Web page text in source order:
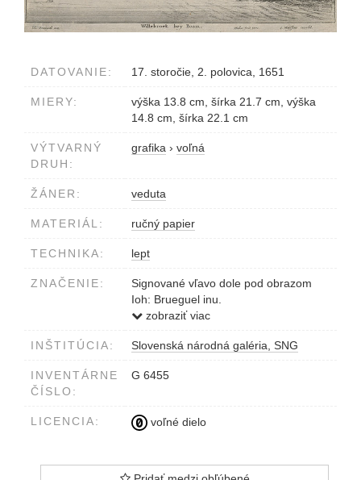
DATOVANIE: 17. storočie, 2. polovica, 1651
MIERY:
výška 13.8 cm, šírka 21.7 cm, výška
14.8 cm, šírka 22.1 cm
VÝTVARNÝ
DRUH:
grafika › voľná
ŽÁNER: veduta
MATERIÁL: ručný papier
TECHNIKA: lept
ZNAČENIE:
Signované vľavo dole pod obrazom
Ioh: Brueguel inu.
Vpravo dole WHollar fecit, 1651. | I.
Nápis pod obrazom Willebroek bey
zobraziť viac
INŠTITÚCIA: Slovenská národná galéria, SNG
INVENTÁRNE
ČÍSLO:
G 6455
LICENCIA: voľné dielo